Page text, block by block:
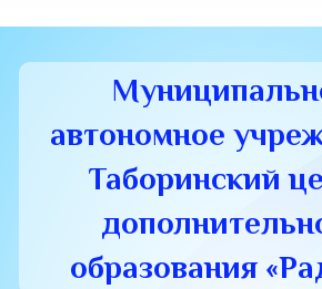
автономное
Таборинский
образования